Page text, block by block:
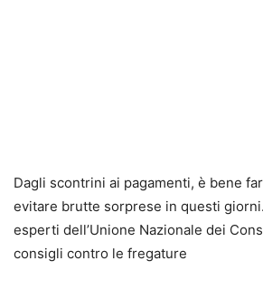
Dagli scontrini ai pagamenti, è bene
evitare brutte sorprese in questi
esperti dell’Unione Nazionale dei
consigli contro le fregature